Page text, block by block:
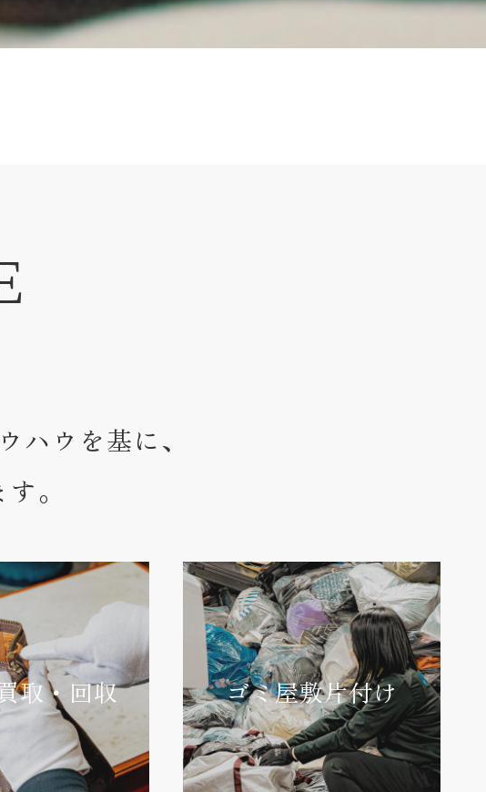
ハウを基に、
。
取・回収 ゴミ屋敷片付け